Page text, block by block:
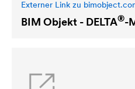
Externer Link zu
BIM Objekt - DELTA®-